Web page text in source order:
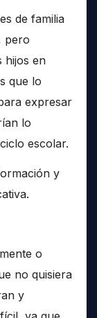
de familia
pero
hijos en
que lo
expresar
lo
escolar.
y
o
no quisiera
y